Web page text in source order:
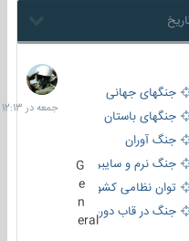
جنگهای جهانی
جنگهای باستان
جنگ آوران
جنگ نرم و سایبری
توان نظامی کشورها
جنگ در قاب دوربین
eral
جمعه
در
12:13